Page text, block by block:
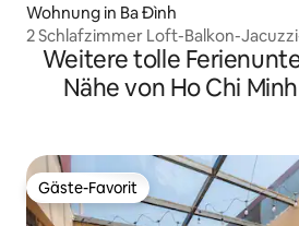
Wohnung in Ba Đình
2 Schlafzimmer Loft-Balkon-
Weitere tolle
Nähe von Ho Chi
Gäste-Favorit
Gäste-Favorit